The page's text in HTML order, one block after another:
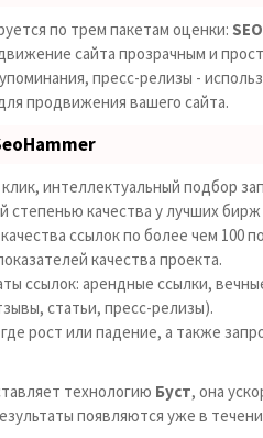
по трем пакетам оценки:
сайта прозрачным и
пресс-релизы -
продвижения вашего сайта.
интеллектуальный подбор
степенью качества у лучших
ссылок по более чем 100
качества проекта.
ссылок: арендные ссылки,
статьи, пресс-релизы).
рост или падение, а также
технологию Буст, она
появляются уже в